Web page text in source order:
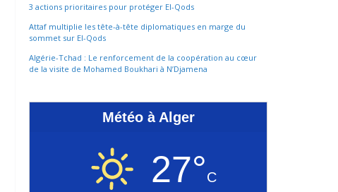
3 actions prioritaires pour protéger El-Qods
Attaf multiplie les tête-à-tête diplomatiques en marge du
sommet sur El-Qods
Algérie-Tchad : Le renforcement de la coopération au cœur
de la visite de Mohamed Boukhari à N’Djamena
Météo à Alger
27°C